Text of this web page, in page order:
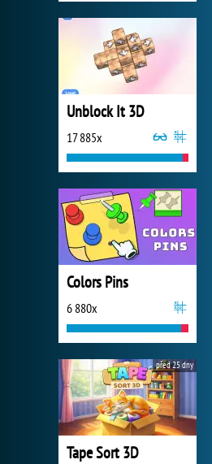
Unblock It 3D
17 885x
Colors Pins
6 880x
Tape Sort 3D
před 25 dny